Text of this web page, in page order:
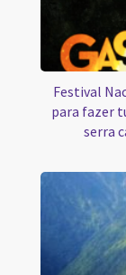
Festival
para fazer
serra